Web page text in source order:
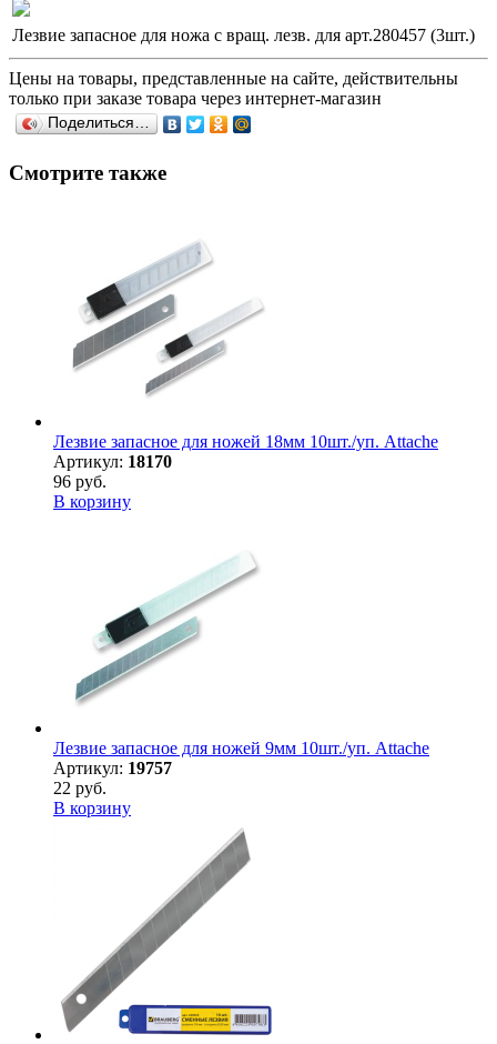
Лезвие запасное для ножа с вращ. лезв. для арт.280457 (3шт.)
Цены на товары, представленные на сайте, действительны
только при заказе товара через интернет-магазин
Поделиться…
Смотрите также
Лезвие запасное для ножей 18мм 10шт./уп. Attache
Артикул: 18170
96 руб.
В корзину
Лезвие запасное для ножей 9мм 10шт./уп. Attache
Артикул: 19757
22 руб.
В корзину